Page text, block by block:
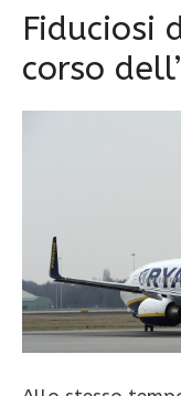
Fiduciosi
corso